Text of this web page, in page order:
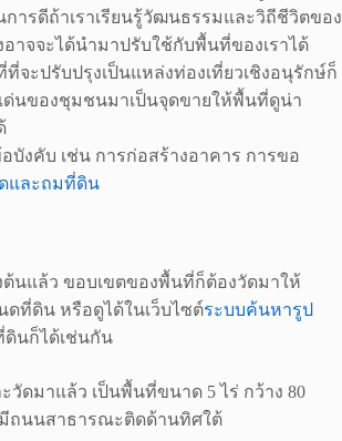
การดีถ้าเราเรียนรู้วัฒนธรรมและวิถีชีวิตของ
าจจะได้นำมาปรับใช้กับพื้นที่ของเราได้
จะปรับปรุงเป็นแหล่งท่องเที่ยวเชิงอนุรักษ์ก็
ด่นของชุมชนมาเป็นจุดขายให้พื้นที่ดูน่า
บังคับ เช่น การก่อสร้างอาคาร การขอ
และถมที่ดิน
ต้นแล้ว ขอบเขตของพื้นที่ก็ต้องวัดมาให้
ดที่ดิน หรือดูได้ในเว็บไซต์ระบบค้นหารูป
นก็ได้เช่นกัน
ดมาแล้ว เป็นพื้นที่ขนาด 5 ไร่ กว้าง 80
มีถนนสาธารณะติดด้านทิศใต้